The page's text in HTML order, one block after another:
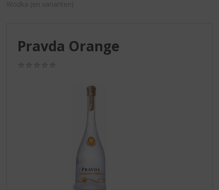
Wodka (en varianten)
Pravda Orange